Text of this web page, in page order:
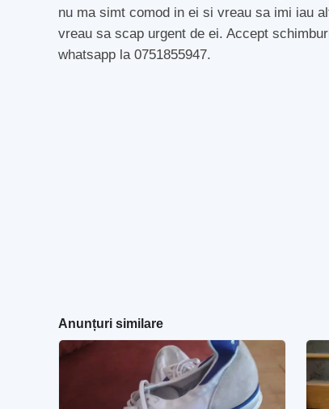
nu ma simt comod in ei si vreau sa imi iau
vreau sa scap urgent de ei. Accept
whatsapp la 0751855947.
Anunțuri similare